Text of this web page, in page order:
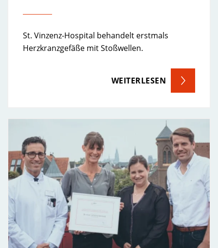
St. Vinzenz-Hospital behandelt erstmals
Herzkranzgefäße mit Stoßwellen.
WEITERLESEN